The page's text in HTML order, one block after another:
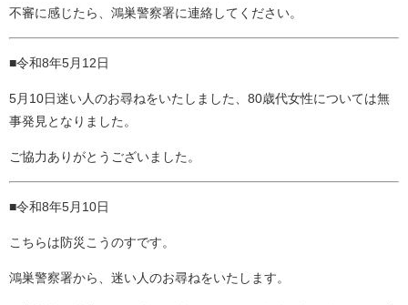
不審に感じたら、鴻巣警察署に連絡してください。
■令和8年5月12日
5月10日迷い人のお尋ねをいたしました、80歳代女性については無
事発見となりました。
ご協力ありがとうございました。
■令和8年5月10日
こちらは防災こうのすです。
鴻巣警察署から、迷い人のお尋ねをいたします。